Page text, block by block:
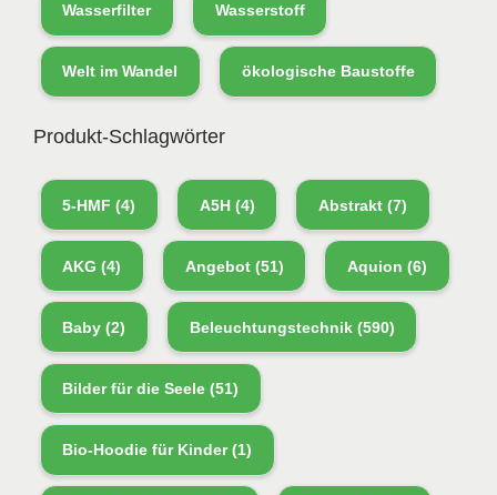
Wasserfilter Wasserstoff
Welt im Wandel ökologische Baustoffe
Produkt-Schlagwörter
5-HMF (4) A5H(4) Abstrakt(7)
AKG (4) Angebot(51) Aquion (6)
Baby (2) Beleuchtungstechnik(590)
Bilder für die Seele (51)
Bio-Hoodie für Kinder(1)